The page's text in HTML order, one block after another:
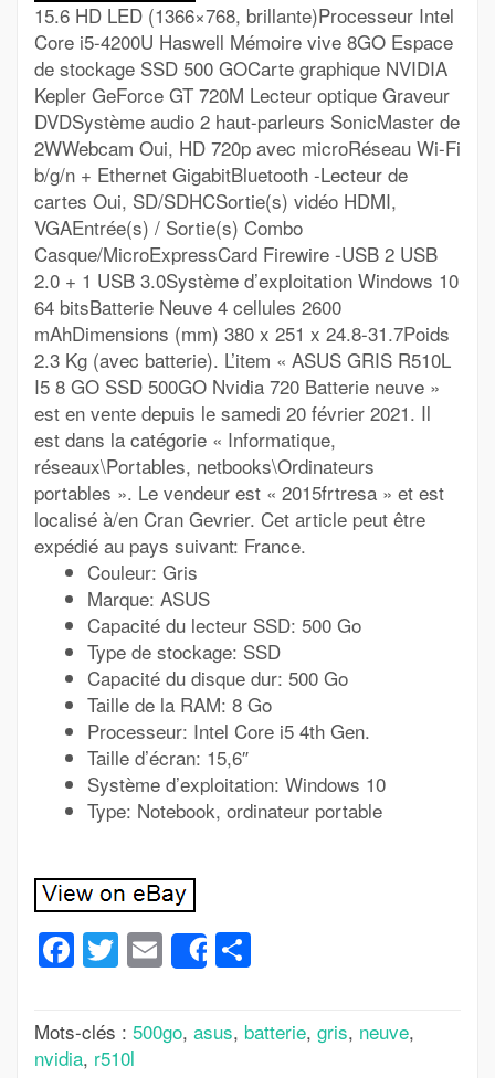
15.6 HD LED (1366×768, brillante)Processeur Intel
Core i5-4200U Haswell Mémoire vive 8GO Espace
de stockage SSD 500 GOCarte graphique NVIDIA
Kepler GeForce GT 720M Lecteur optique Graveur
DVDSystème audio 2 haut-parleurs SonicMaster de
2WWebcam Oui, HD 720p avec microRéseau Wi-Fi
b/g/n + Ethernet GigabitBluetooth -Lecteur de
cartes Oui, SD/SDHCSortie(s) vidéo HDMI,
VGAEntrée(s) / Sortie(s) Combo
Casque/MicroExpressCard Firewire -USB 2 USB
2.0 + 1 USB 3.0Système d’exploitation Windows 10
64 bitsBatterie Neuve 4 cellules 2600
mAhDimensions (mm) 380 x 251 x 24.8-31.7Poids
2.3 Kg (avec batterie). L’item « ASUS GRIS R510L
I5 8 GO SSD 500GO Nvidia 720 Batterie neuve »
est en vente depuis le samedi 20 février 2021. Il
est dans la catégorie « Informatique,
réseaux\Portables, netbooks\Ordinateurs
portables ». Le vendeur est « 2015frtresa » et est
localisé à/en Cran Gevrier. Cet article peut être
expédié au pays suivant: France.
Couleur: Gris
Marque: ASUS
Capacité du lecteur SSD: 500 Go
Type de stockage: SSD
Capacité du disque dur: 500 Go
Taille de la RAM: 8 Go
Processeur: Intel Core i5 4th Gen.
Taille d’écran: 15,6″
Système d’exploitation: Windows 10
Type: Notebook, ordinateur portable
Facebook
Twitter
Email
Share
Mots-clés : 500go, asus, batterie, gris, neuve,
nvidia, r510l